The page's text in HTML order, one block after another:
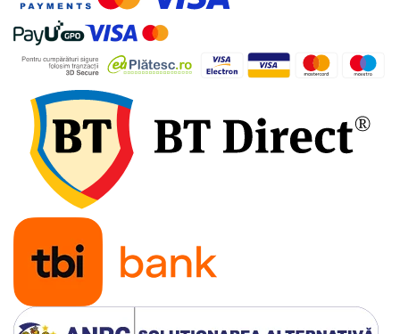
Pompe submersibile
Pompe de suprafata
Pompe pentru piscine
Motopompe
Hidrofoare
Vase de expansiune pentru
hidrofor
Grupuri de pompare apa
Rezervoare apa si accesorii stocare
Echipamente de filtrare si
dedurizare apa
Contoare de apa - Apometre
Camine apometru